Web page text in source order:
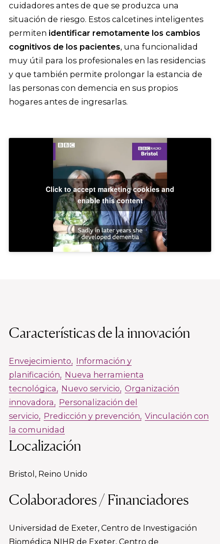
cuidadores antes de que se produzca una
situación de riesgo. Estos calcetines inteligentes
permiten identificar remotamente los cambios
cognitivos de los pacientes, una funcionalidad
muy útil para los profesionales en las residencias
y que también permite prolongar la estancia de
las personas con demencia en sus propios
hogares antes de ingresarlas.
Click to accept marketing cookies and
enable this content
Características de la innovación
Envejecimiento Información y
planificación Nueva herramienta
tecnológica
Nuevo servicio Organización
innovadora
Personalización del
servicio Predicción y prevención Vinculación con
la comunidad
Localización
Bristol, Reino Unido
Colaboradores / Financiadores
Universidad de Exeter, Centro de Investigación
Biomédica NIHR de Exeter, Centro de